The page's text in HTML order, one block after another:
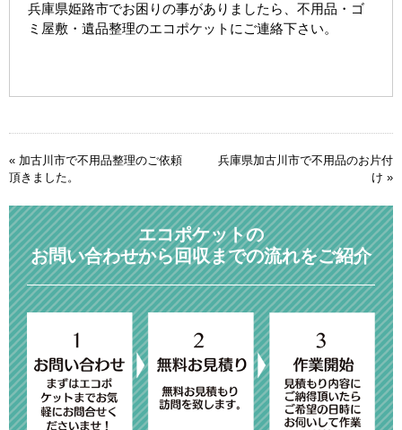
兵庫県姫路市でお困りの事がありましたら、不用品・ゴ
ミ屋敷・遺品整理のエコポケットにご連絡下さい。
« 加古川市で不用品整理のご依頼
頂きました。
兵庫県加古川市で不用品のお片付
け »
エコポケットの
お問い合わせから回収までの流れをご紹介